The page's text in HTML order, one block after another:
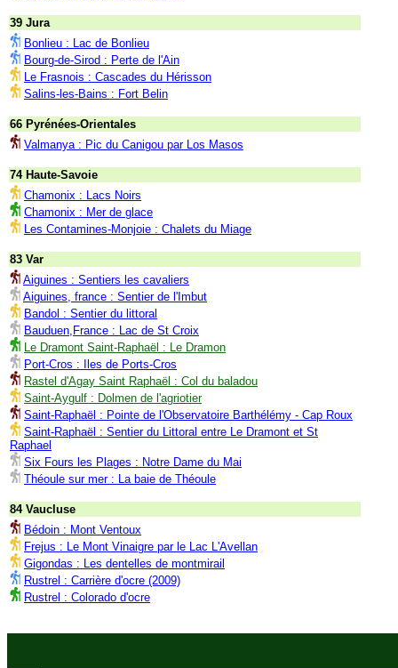
39 Jura
Bonlieu : Lac de Bonlieu
Bourg-de-Sirod : Perte de l'Ain
Le Frasnois : Cascades du Hérisson
Salins-les-Bains : Fort Belin
66 Pyrénées-Orientales
Valmanya : Pic du Canigou par Los Masos
74 Haute-Savoie
Chamonix : Lacs Noirs
Chamonix : Mer de glace
Les Contamines-Monjoie : Chalets du Miage
83 Var
Aiguines : Sentiers les cavaliers
Aiguines, france : Sentier de l'Imbut
Bandol : Sentier du littoral
Bauduen,France : Lac de St Croix
Le Dramont Saint-Raphaël : Le Dramon
Port-Cros : Iles de Ports-Cros
Rastel d'Agay Saint Raphaël : Col du baladou
Saint-Aygulf : Dolmen de l'agriotier
Saint-Raphaël : Pointe de l'Observatoire Barthélémy - Cap Roux
Saint-Raphaël : Sentier du Littoral entre Le Dramont et St
Raphael
Six Fours les Plages : Notre Dame du Mai
Théoule sur mer : La baie de Théoule
84 Vaucluse
Bédoin : Mont Ventoux
Frejus : Le Mont Vinaigre par le Lac L'Avellan
Gigondas : Les dentelles de montmirail
Rustrel : Carrière d'ocre (2009)
Rustrel : Colorado d'ocre